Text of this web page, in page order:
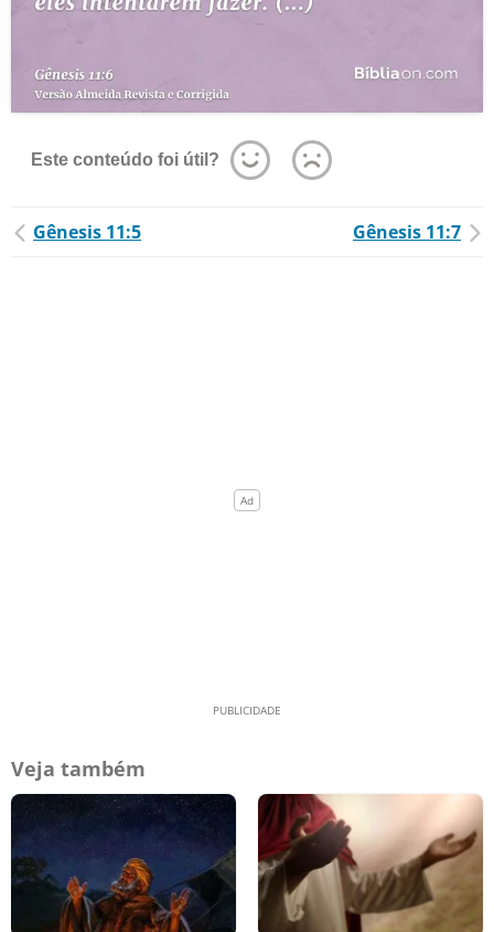
Este conteúdo foi útil?
Gênesis 11:5 Gênesis 11:7
Veja também